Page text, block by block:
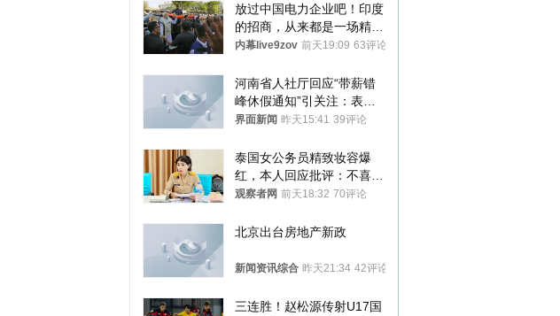
放过中国电力企业吧！印度
的招商，从来都是一场精准
收割
内幕live9zov 前天19:09 63评论
河南省人社厅回应“带薪错
峰休假通知”引关注：表述
不够准确，待修改后印发
界面新闻 昨天15:41 39评论
泰国女公务员精致妆容爆
红，本人回应批评：不喜欢
就别看
观察者网 前天18:32 70评论
北京出台房地产新政
新闻资讯综合 昨天21:34 42评论
三连胜！赵松源传射U17国